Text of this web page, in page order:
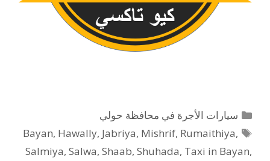
التصنيفات
سيارات الأجرة في محافظة حولي
الوسوم
Bayan, Hawally, Jabriya, Mishrif, Rumaithiya,
Salmiya, Salwa, Shaab, Shuhada, Taxi in Bayan,